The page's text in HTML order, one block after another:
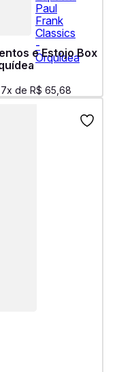
e Estojo Box
7x de R$ 65 68